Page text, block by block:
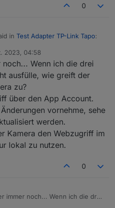
0
in Test Adapter TP-Link Tapo:
nur vorgestellt, dass ich die
rein lokal verwenden
Bedenken (nicht seitens des
TAPOs).
im Wohnzimmer bei der ich
Funktion
aktiviert
zu Hause war.
ne Schaltsteckdose dran, die
vom Strom trennt - sicher
2023, 04:58
Wenn ich die drei
ausfülle, wie greift der
zu?
über den App Account.
vornehme, sehe
werden.
Kamera den Webzugriff im
lokal zu nutzen.
0
immer noch... Wenn ich die drei